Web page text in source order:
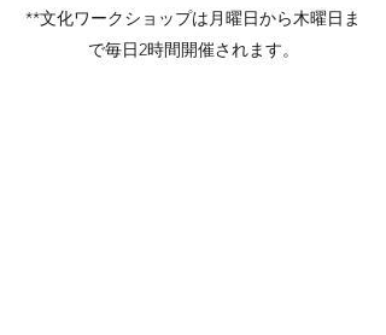
**文化ワークショップは月曜日から木曜日ま
で毎日2時間開催されます。